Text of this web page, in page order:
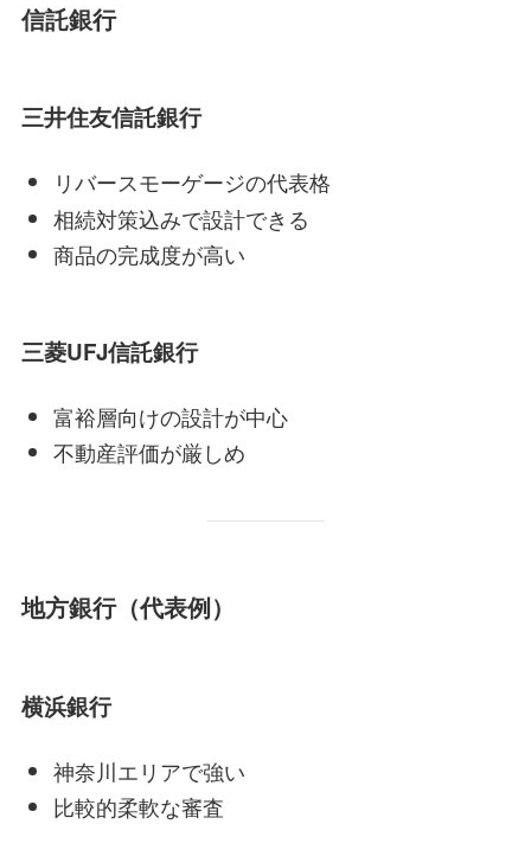
信託銀行
三井住友信託銀行
リバースモーゲージの代表格
相続対策込みで設計できる
商品の完成度が高い
三菱UFJ信託銀行
富裕層向けの設計が中心
不動産評価が厳しめ
地方銀行（代表例）
横浜銀行
神奈川エリアで強い
比較的柔軟な審査